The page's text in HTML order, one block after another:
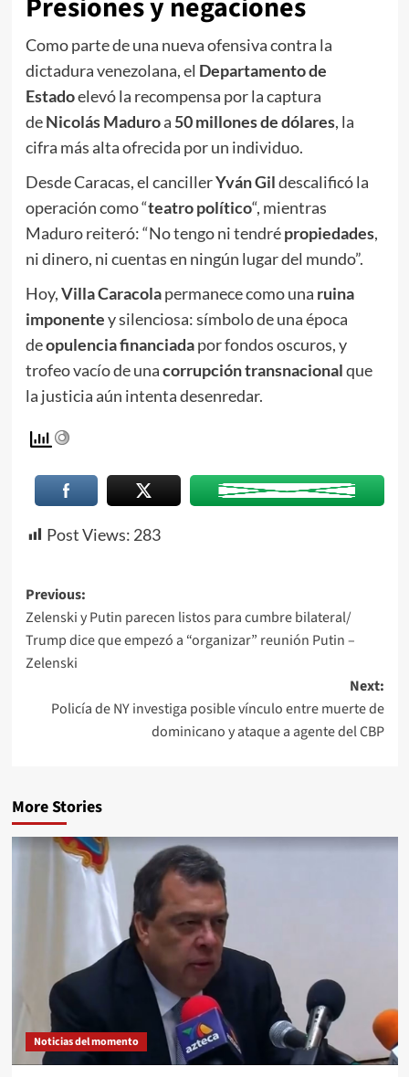
Como parte de una nueva ofensiva contra la
dictadura venezolana, el Departamento de
Estadoelevó la recompensa por la captura
deNicolás Maduroa 50 millones de dólares, la
cifra más alta ofrecida por un individuo.
Desde Caracas, el cancillerYván Gildescalificó la
operación como “teatro político“, mientras
Maduro reiteró: “No tengo ni tendrépropiedades,
ni dinero, ni cuentas en ningún lugar del mundo”.
Hoy,Villa Caracolapermanece como una ruina
imponentey silenciosa: símbolo de una época
deopulencia financiadapor fondos oscuros, y
trofeo vacío de unacorrupción transnacionalque
la justicia aún intenta desenredar.
Post Views: 283
Previous:
Zelenski y Putin parecen listos para cumbre bilateral/
Trump dice que empezó a “organizar” reunión Putin –
Zelenski
Next:
Policía de NY investiga posible vínculo entre muerte de
dominicano y ataque a agente del CBP
More Stories
Noticias del momento